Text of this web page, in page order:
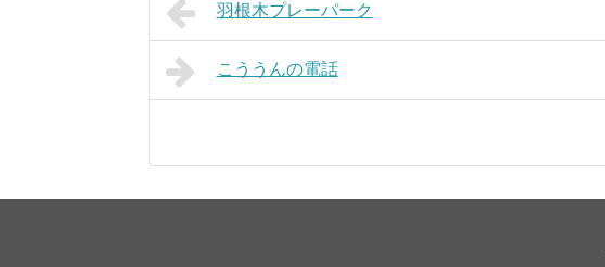
羽根木プレーパーク
こううんの電話